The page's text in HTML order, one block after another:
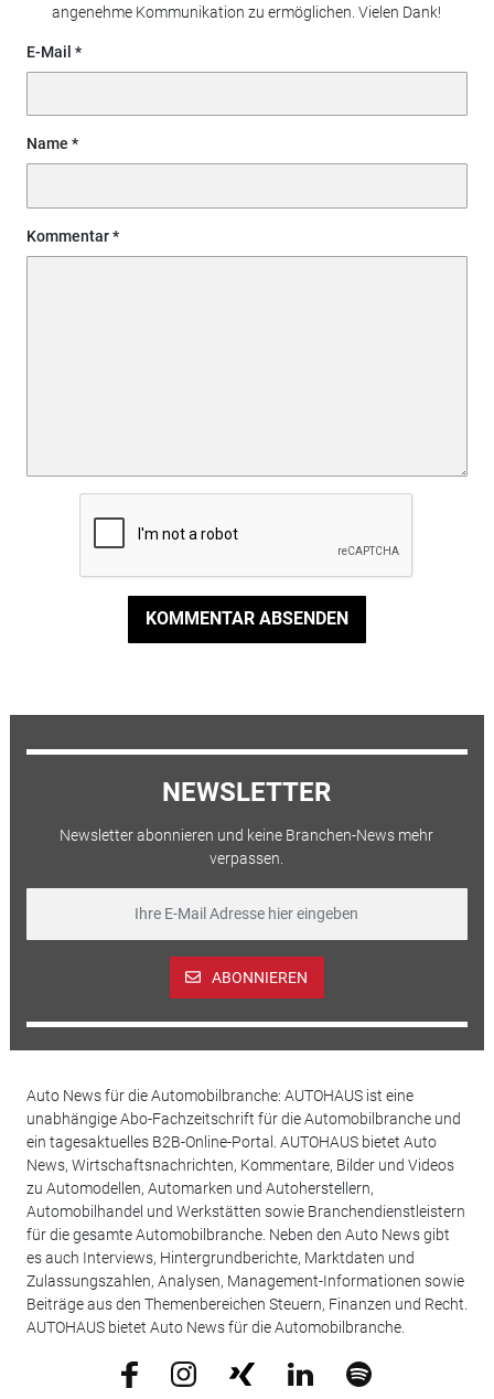
angenehme Kommunikation zu ermöglichen. Vielen Dank!
E-Mail
Name
Kommentar
KOMMENTAR ABSENDEN
NEWSLETTER
Newsletter abonnieren und keine Branchen-News mehr
verpassen.
ABONNIEREN
Auto News für die Automobilbranche: AUTOHAUS ist eine
unabhängige Abo-Fachzeitschrift für die Automobilbranche und
ein tagesaktuelles B2B-Online-Portal. AUTOHAUS bietet Auto
News, Wirtschaftsnachrichten, Kommentare, Bilder und Videos
zu Automodellen, Automarken und Autoherstellern,
Automobilhandel und Werkstätten sowie Branchendienstleistern
für die gesamte Automobilbranche. Neben den Auto News gibt
es auch Interviews, Hintergrundberichte, Marktdaten und
Zulassungszahlen, Analysen, Management-Informationen sowie
Beiträge aus den Themenbereichen Steuern, Finanzen und Recht.
AUTOHAUS bietet Auto News für die Automobilbranche.